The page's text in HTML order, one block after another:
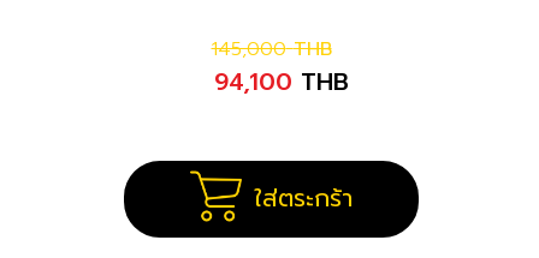
145,000 THB
94,100 THB
ใส่ตระกร้า